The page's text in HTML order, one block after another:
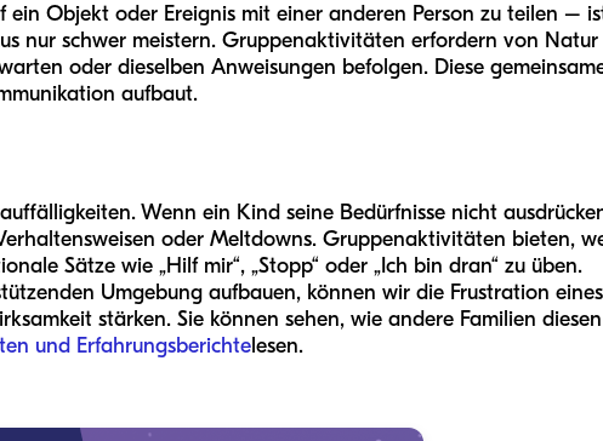
Objekt oder Ereignis mit einer anderen Person zu teilen –
nur schwer meistern. Gruppenaktivitäten erfordern von Natur
oder dieselben Anweisungen befolgen. Diese
aufbaut.
Wenn ein Kind seine Bedürfnisse nicht
oder Meltdowns. Gruppenaktivitäten bieten,
Sätze wie „Hilf mir“, „Stopp“ oder „Ich bin dran“ zu üben.
Umgebung aufbauen, können wir die Frustration eines
stärken. Sie können sehen, wie andere Familien diesen
und Erfahrungsberichtelesen.